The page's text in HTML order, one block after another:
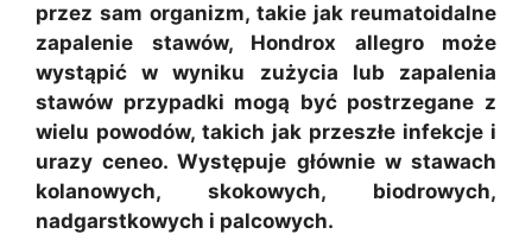
przez sam organizm, takie jak reumatoidalne
zapalenie stawów, Hondrox allegro może
wystąpić w wyniku zużycia lub zapalenia
stawów przypadki mogą być postrzegane z
wielu powodów, takich jak przeszłe infekcje i
urazy ceneo. Występuje głównie w stawach
kolanowych, skokowych, biodrowych,
nadgarstkowych i palcowych.